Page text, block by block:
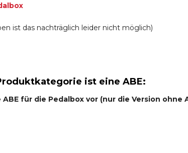
ist das nachträglich leider nicht möglich)
ist eine ABE:
für die Pedalbox vor (nur die Version ohne